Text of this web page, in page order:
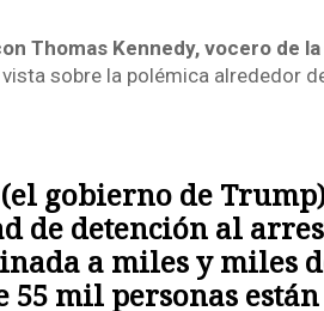
Thomas Kennedy, vocero de
sobre la polémica alrededor
gobierno de
de detención al
a miles y miles
55 mil personas